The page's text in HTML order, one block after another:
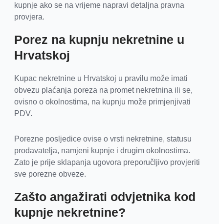
kupnje ako se na vrijeme napravi detaljna pravna
provjera.
Porez na kupnju nekretnine u
Hrvatskoj
Kupac nekretnine u Hrvatskoj u pravilu može imati
obvezu plaćanja poreza na promet nekretnina ili se,
ovisno o okolnostima, na kupnju može primjenjivati
PDV.
Porezne posljedice ovise o vrsti nekretnine, statusu
prodavatelja, namjeni kupnje i drugim okolnostima.
Zato je prije sklapanja ugovora preporučljivo provjeriti
sve porezne obveze.
Zašto angažirati odvjetnika kod
kupnje nekretnine?